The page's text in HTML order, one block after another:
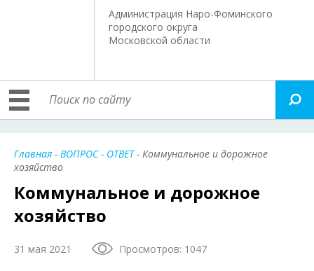
Администрация Наро-Фоминского
городского округа
Московской области
Главная - ВОПРОС - ОТВЕТ- Коммунальное и дорожное
хозяйство
Коммунальное и дорожное
хозяйство
31 мая 2021 Просмотров: 1047